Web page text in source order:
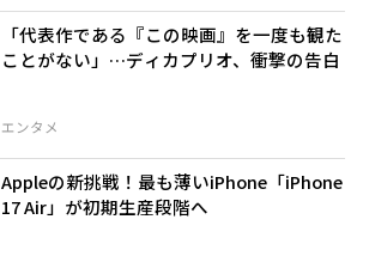
エンタメ
「代表作である『この映画』を一度も観た
ことがない」…ディカプリオ、衝撃の告白
Appleの新挑戦！最も薄いiPhone「iPhone
17 Air」が初期生産段階へ